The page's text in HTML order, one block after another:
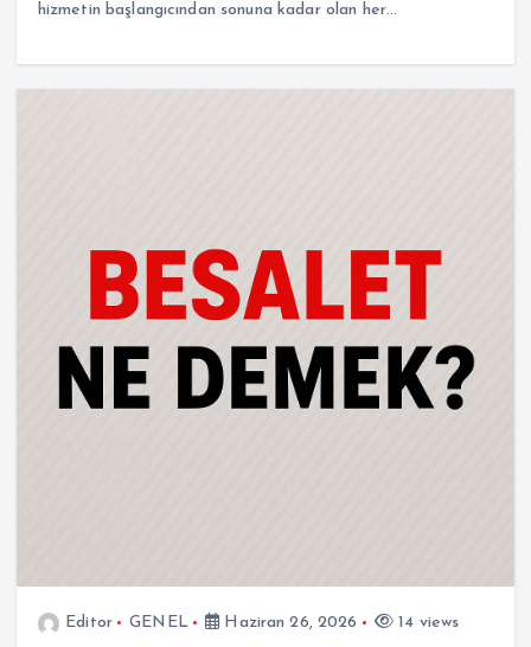
hizmetin başlangıcından sonuna kadar olan her…
Editor GENEL Haziran 26, 2026 14 views